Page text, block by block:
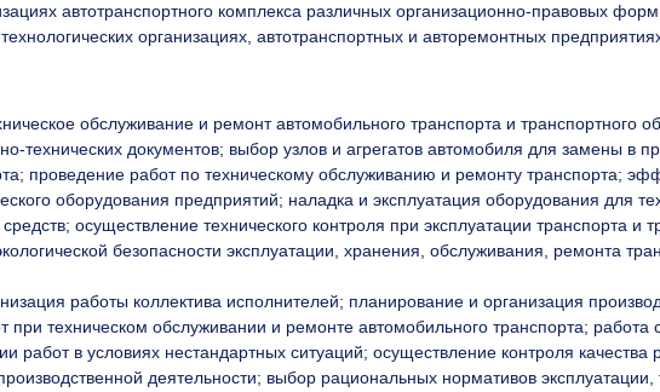
автотранспортного комплекса различных организационно-правовых
организациях, автотранспортных и авторемонтных
обслуживание и ремонт автомобильного транспорта и транспортного
технических документов; выбор узлов и агрегатов автомобиля для замены в
проведение работ по техническому обслуживанию и ремонту транспорта;
оборудования предприятий; наладка и эксплуатация оборудования для
осуществление технического контроля при эксплуатации транспорта и
безопасности эксплуатации, хранения, обслуживания, ремонта
работы коллектива исполнителей; планирование и организация
при техническом обслуживании и ремонте автомобильного транспорта; работа
в условиях нестандартных ситуаций; осуществление контроля качества
деятельности; выбор рациональных нормативов эксплуатации,